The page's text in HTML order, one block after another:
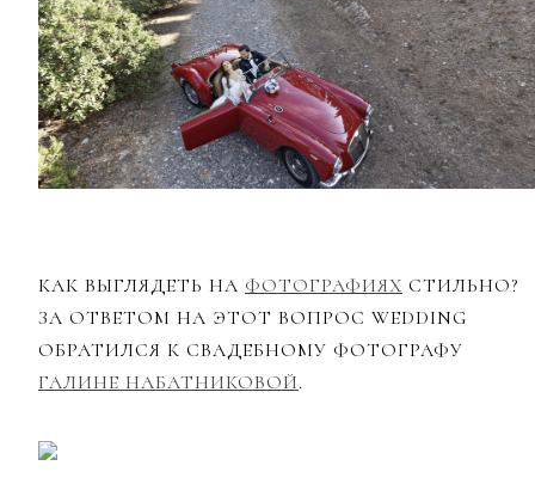
КАК ВЫГЛЯДЕТЬ НА ФОТОГРАФИЯХ СТИЛЬНО?
ЗА ОТВЕТОМ НА ЭТОТ ВОПРОС WEDDING
ОБРАТИЛСЯ К СВАДЕБНОМУ ФОТОГРАФУ
ГАЛИНЕ НАБАТНИКОВОЙ.